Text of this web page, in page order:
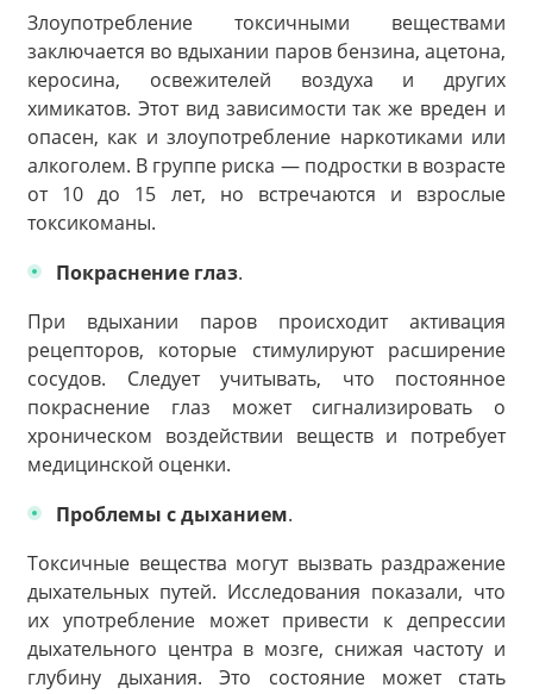
Злоупотребление токсичными веществами
заключается во вдыхании паров бензина, ацетона,
керосина, освежителей воздуха и других
химикатов. Этот вид зависимости так же вреден и
опасен, как и злоупотребление наркотиками или
алкоголем. В группе риска — подростки в возрасте
от 10 до 15 лет, но встречаются и взрослые
токсикоманы.
Покраснение глаз.
При вдыхании паров происходит активация
рецепторов, которые стимулируют расширение
сосудов. Следует учитывать, что постоянное
покраснение глаз может сигнализировать о
хроническом воздействии веществ и потребует
медицинской оценки.
Проблемы с дыханием.
Токсичные вещества могут вызвать раздражение
дыхательных путей. Исследования показали, что
их употребление может привести к депрессии
дыхательного центра в мозге, снижая частоту и
глубину дыхания. Это состояние может стать